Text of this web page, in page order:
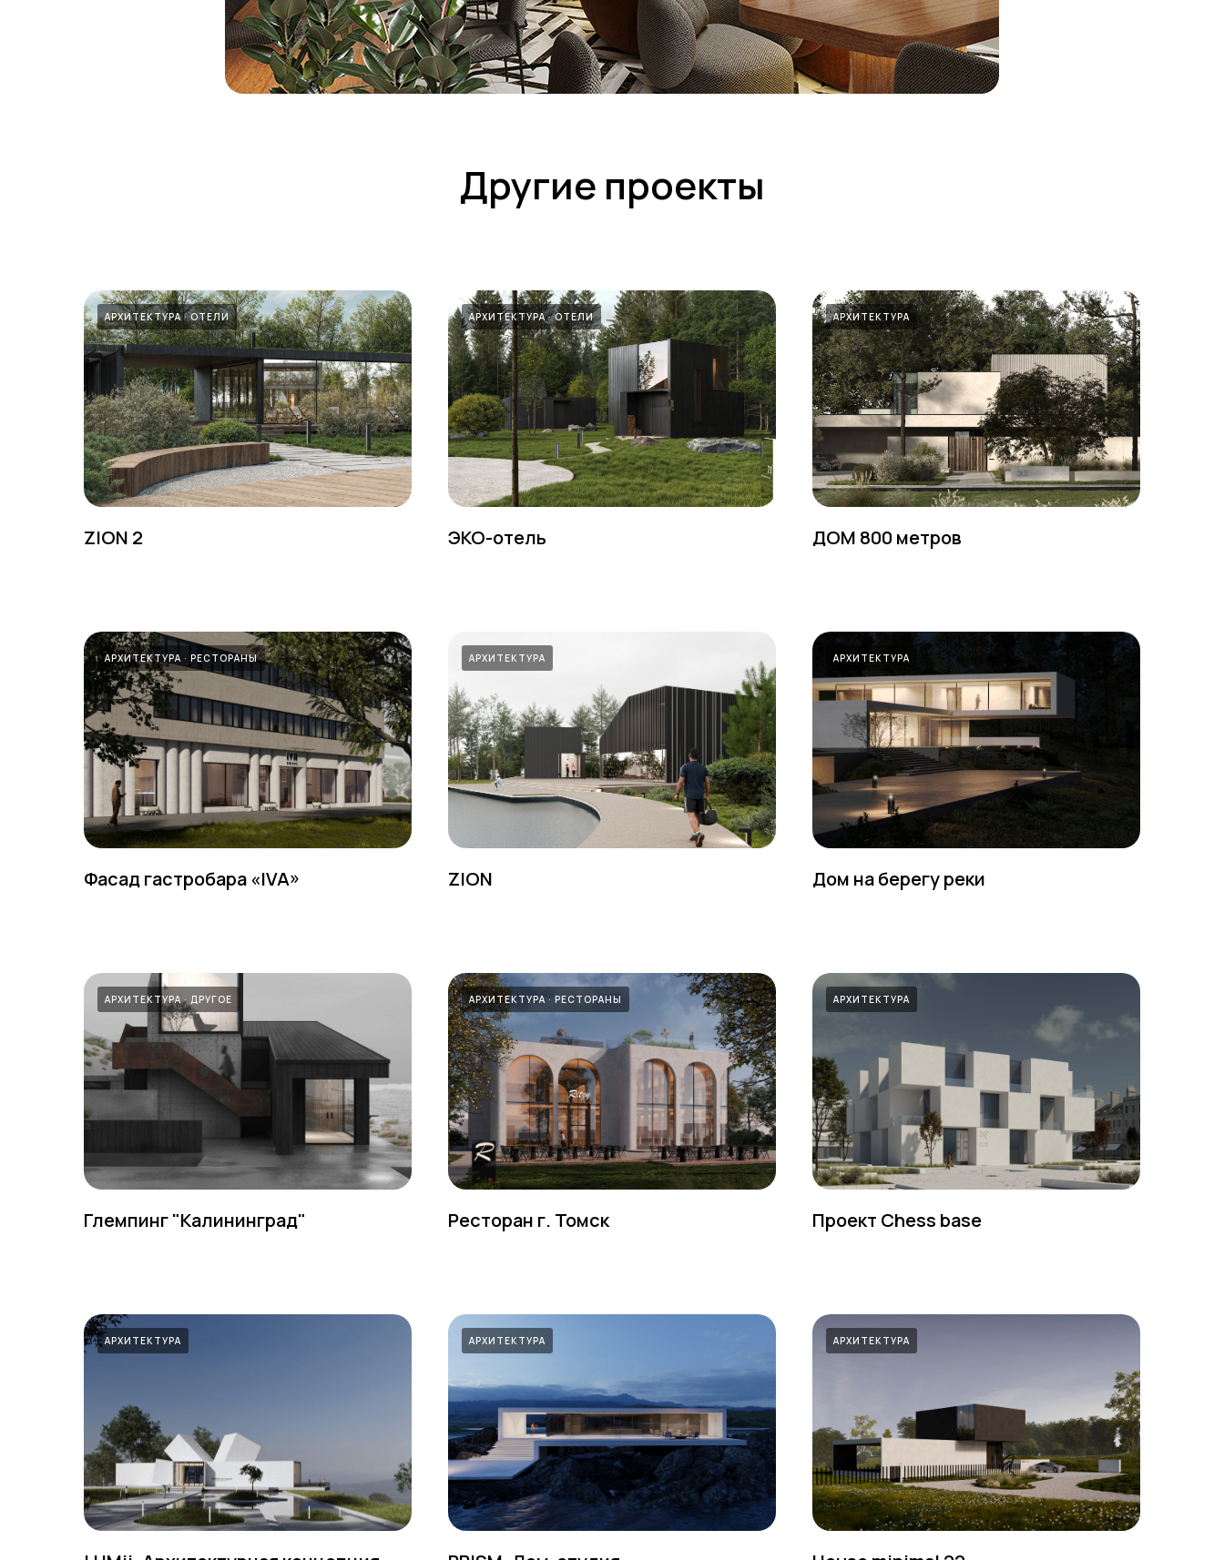
Другие проекты
АРХИТЕКТУРА ОТЕЛИ
ZION 2
АРХИТЕКТУРА ОТЕЛИ
ЭКО-отель
АРХИТЕКТУРА
ДОМ 800 метров
АРХИТЕКТУРА РЕСТОРАНЫ
Фасад гастробара «IVA»
АРХИТЕКТУРА
ZION
АРХИТЕКТУРА
Дом на берегу реки
АРХИТЕКТУРА ДРУГОЕ
Глемпинг "Калининград"
АРХИТЕКТУРА РЕСТОРАНЫ
Ресторан г. Томск
АРХИТЕКТУРА
Проект Chess base
АРХИТЕКТУРА АРХИТЕКТУРА АРХИТЕКТУРА